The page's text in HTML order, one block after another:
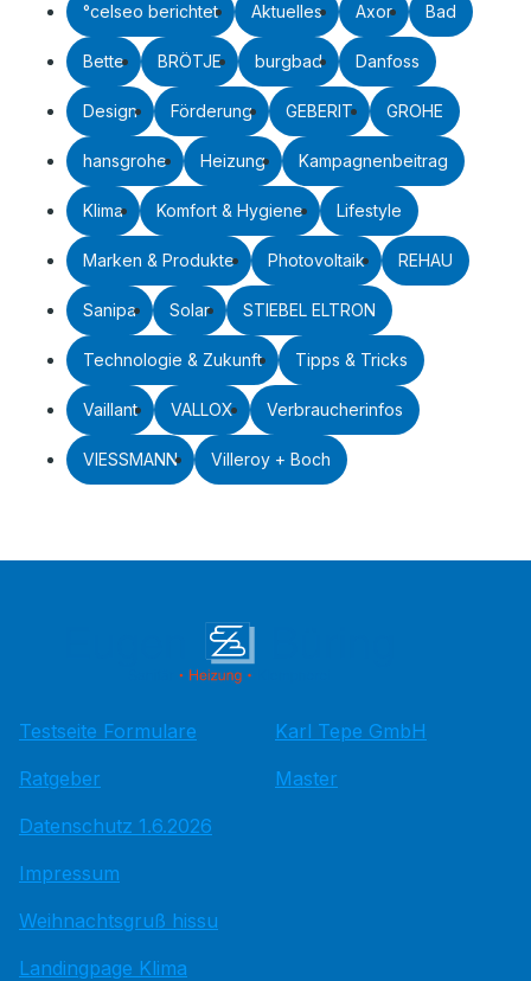
°celseo berichtet Aktuelles Axor Bad
Bette BRÖTJE burgbad Danfoss
Design Förderung GEBERIT GROHE
hansgrohe Heizung Kampagnenbeitrag
Klima Komfort & Hygiene Lifestyle
Marken & Produkte Photovoltaik REHAU
Sanipa Solar STIEBEL ELTRON
Technologie & Zukunft Tipps & Tricks
Vaillant VALLOX Verbraucherinfos
VIESSMANN Villeroy + Boch
Testseite Formulare
Ratgeber
Datenschutz 1.6.2026
Impressum
Weihnachtsgruß hissu
Landingpage Klima
Karl Tepe GmbH
Master